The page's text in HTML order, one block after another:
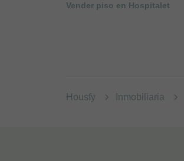
Vender piso en Hospitalet
Housfy Inmobiliaria